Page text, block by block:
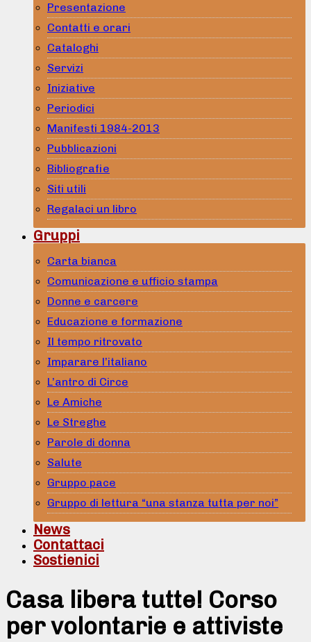
Presentazione
Contatti e orari
Cataloghi
Servizi
Iniziative
Periodici
Manifesti 1984-2013
Pubblicazioni
Bibliografie
Siti utili
Regalaci un libro
Gruppi
Carta bianca
Comunicazione e ufficio stampa
Donne e carcere
Educazione e formazione
Il tempo ritrovato
Imparare l’italiano
L’antro di Circe
Le Amiche
Le Streghe
Parole di donna
Salute
Gruppo pace
Gruppo di lettura “una stanza tutta per noi”
News
Contattaci
Sostienici
Casa libera tutte! Corso
per volontarie e attiviste